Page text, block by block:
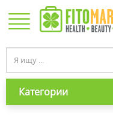
Категории